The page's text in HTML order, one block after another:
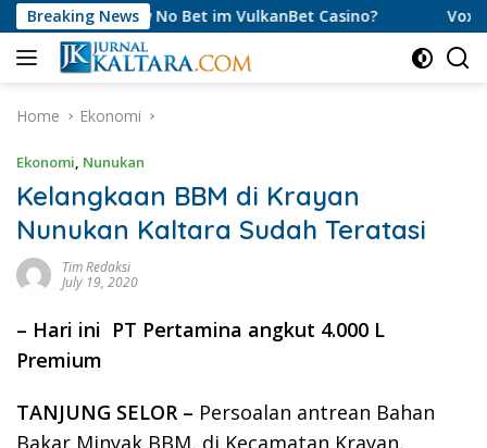
Skip
to
content
Breaking News
Draw No Bet im VulkanBet Casino? Vox Casino
Home Ekonomi
Ekonomi, Nunukan
Kelangkaan BBM di Krayan
Nunukan Kaltara Sudah Teratasi
Tim Redaksi
July 19, 2020
– Hari ini PT Pertamina angkut 4.000 L
Premium
TANJUNG SELOR – Persoalan antrean Bahan
Bakar Minyak BBM, di Kecamatan Krayan,